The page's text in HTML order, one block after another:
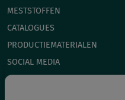
MESTSTOFFEN
CATALOGUES
PRODUCTIEMATERIALEN
SOCIAL MEDIA